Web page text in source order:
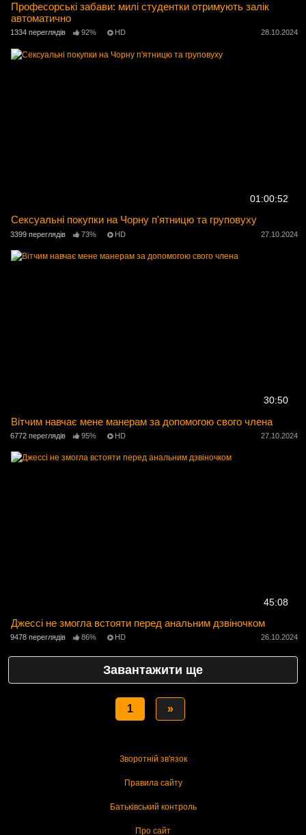
Професорські забави: милі студентки отримують залік
автоматично
1334 переглядів 92% HD 28.10.2024
01:00:52
Сексуальні покупки на Чорну п'ятницю та груповуху
3399 переглядів 73% HD 27.10.2024
30:50
Вітчим навчає мене манерам за допомогою свого члена
6772 переглядів 95% HD 27.10.2024
45:08
Джессі не змогла встояти перед анальним дзвіночком
9478 переглядів 86% HD 26.10.2024
Завантажити ще
1 »
Зворотній зв'язок
Правила сайту
Батьківський контроль
Про сайт